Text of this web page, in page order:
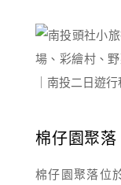
棉仔園聚落
棉仔園聚落位